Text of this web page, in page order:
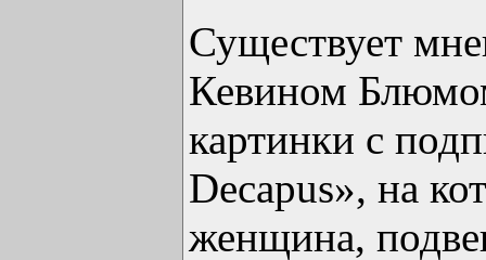
Существует
Кевином
картинки с
Decapus», на
женщина,